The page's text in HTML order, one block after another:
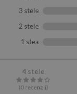
3 stele
2 stele
1 stea
4 stele
(0recenzii)